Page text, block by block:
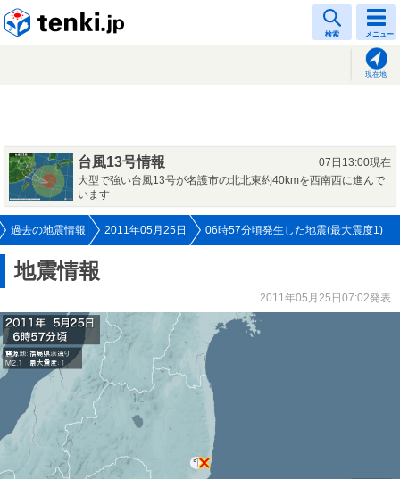
検索 メニュー
現在地
台風13号情報
07日13:00現在
大型で強い台風13号が名護市の北北東約40kmを西南西に進んで
います
過去の地震情報 2011年05月25日 06時57分頃発生した地震(最大震度1)
地震情報
2011年05月25日07:02発表